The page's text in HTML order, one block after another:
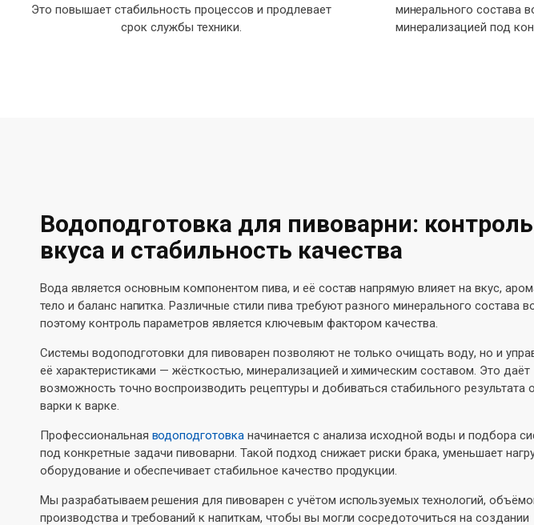
Это повышает стабильность процессов и продлевает
срок службы техники.
минерального состава
минерализацией под
Водоподготовка для пивоварни: контроль
вкуса и стабильность качества
Вода является основным компонентом пива, и её состав напрямую влияет на вкус,
тело и баланс напитка. Различные стили пива требуют разного минерального состава
поэтому контроль параметров является ключевым фактором качества.
Системы водоподготовки для пивоварен позволяют не только очищать воду, но и
её характеристиками — жёсткостью, минерализацией и химическим составом. Это даёт
возможность точно воспроизводить рецептуры и добиваться стабильного результата
варки к варке.
Профессиональная водоподготовка начинается с анализа исходной воды и подбора
под конкретные задачи пивоварни. Такой подход снижает риски брака, уменьшает
оборудование и обеспечивает стабильное качество продукции.
Мы разрабатываем решения для пивоварен с учётом используемых технологий,
производства и требований к напиткам, чтобы вы могли сосредоточиться на создании